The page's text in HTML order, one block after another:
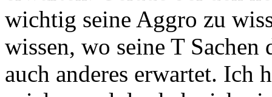
wichtig seine Aggro zu
wissen, wo seine T
auch anderes erwartet. Ich